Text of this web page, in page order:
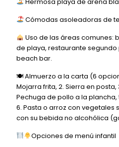
Cómodas asoleadoras de
Uso de las áreas comunes:
de playa, restaurante
beach bar.
🍽 Almuerzo a la carta (6
Mojarra frita, 2. Sierra en
Pechuga de pollo a la
6. Pasta o arroz con
con su bebida no alcohólica
Opciones de menú infantil